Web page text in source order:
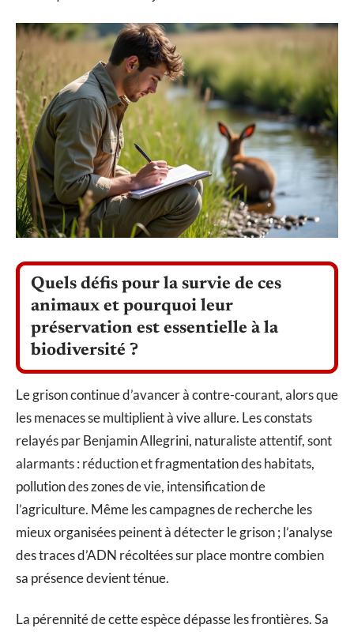
Quels défis pour la survie de ces
animaux et pourquoi leur
préservation est essentielle à la
biodiversité ?
Le grison continue d’avancer à contre-courant, alors que
les menaces se multiplient à vive allure. Les constats
relayés par Benjamin Allegrini, naturaliste attentif, sont
alarmants : réduction et fragmentation des habitats,
pollution des zones de vie, intensification de
l’agriculture. Même les campagnes de recherche les
mieux organisées peinent à détecter le grison ; l’analyse
des traces d’ADN récoltées sur place montre combien
sa présence devient ténue.
La pérennité de cette espèce dépasse les frontières. Sa